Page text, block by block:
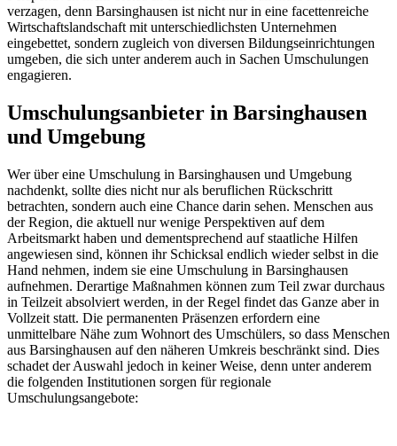
verzagen, denn Barsinghausen ist nicht nur in eine facettenreiche
Wirtschaftslandschaft mit unterschiedlichsten Unternehmen
eingebettet, sondern zugleich von diversen Bildungseinrichtungen
umgeben, die sich unter anderem auch in Sachen Umschulungen
engagieren.
Umschulungsanbieter in Barsinghausen
und Umgebung
Wer über eine Umschulung in Barsinghausen und Umgebung
nachdenkt, sollte dies nicht nur als beruflichen Rückschritt
betrachten, sondern auch eine Chance darin sehen. Menschen aus
der Region, die aktuell nur wenige Perspektiven auf dem
Arbeitsmarkt haben und dementsprechend auf staatliche Hilfen
angewiesen sind, können ihr Schicksal endlich wieder selbst in die
Hand nehmen, indem sie eine Umschulung in Barsinghausen
aufnehmen. Derartige Maßnahmen können zum Teil zwar durchaus
in Teilzeit absolviert werden, in der Regel findet das Ganze aber in
Vollzeit statt. Die permanenten Präsenzen erfordern eine
unmittelbare Nähe zum Wohnort des Umschülers, so dass Menschen
aus Barsinghausen auf den näheren Umkreis beschränkt sind. Dies
schadet der Auswahl jedoch in keiner Weise, denn unter anderem
die folgenden Institutionen sorgen für regionale
Umschulungsangebote: